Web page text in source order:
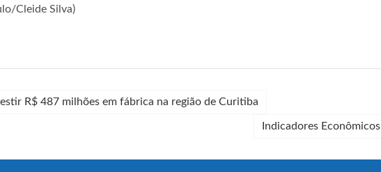
Cleide Silva)
R$ 487 milhões em fábrica na região de Curitiba
Indicadores Econômicos